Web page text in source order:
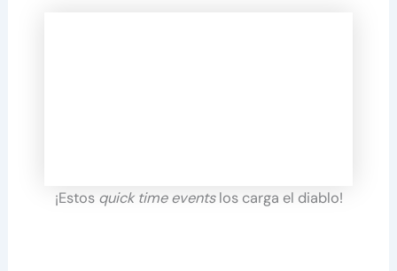
¡Estos quick time eventslos carga el diablo!